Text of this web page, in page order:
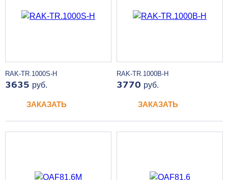
RAK-TR.1000S-H
3635 руб.
ЗАКАЗАТЬ
RAK-TR.1000B-H
3770 руб.
ЗАКАЗАТЬ